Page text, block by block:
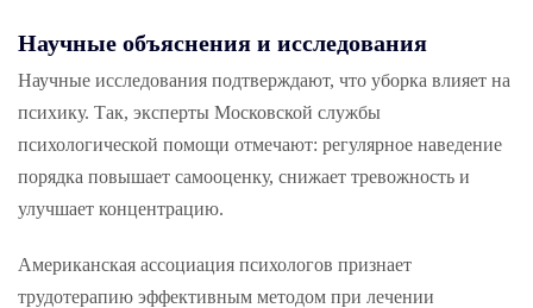
Научные объяснения и исследования
Научные исследования подтверждают, что уборка влияет на
психику. Так, эксперты Московской службы
психологической помощи отмечают: регулярное наведение
порядка повышает самооценку, снижает тревожность и
улучшает концентрацию.
Американская ассоциация психологов признает
трудотерапию эффективным методом при лечении